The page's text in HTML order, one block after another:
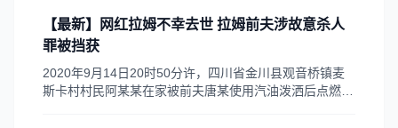
日21时许阿某某经抢救治疗无效死亡。
【最新】网红拉姆不幸去世 拉姆前夫涉故意杀人
罪被挡获
2020年9月14日20时50分许，四川省金川县观音桥镇麦
斯卡村村民阿某某在家被前夫唐某使用汽油泼洒后点燃，